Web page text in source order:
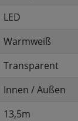
LED
Warmweiß
Transparent
Innen / Außen
13,5m